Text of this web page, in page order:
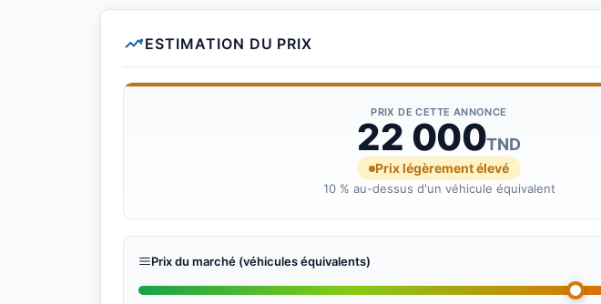
✔️ Vitres avant électriques
✔️ Rétroviseurs électriques
ESTIMATION DU PRIX
PRIX DE CETTE ANNONCE
22 000TND
Prix légèrement élevé
10 % au-dessus d'un véhicule équivalent
Prix du marché (véhicules équivalents)